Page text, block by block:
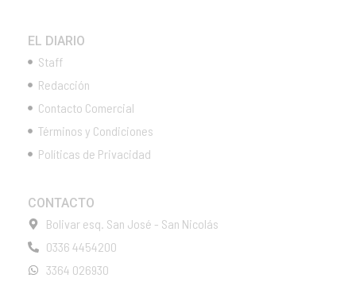
EL DIARIO
Staff
Redacción
Contacto Comercial
Términos y Condiciones
Políticas de Privacidad
CONTACTO
Bolivar esq. San José - San Nicolás
0336 4454200
3364 026930